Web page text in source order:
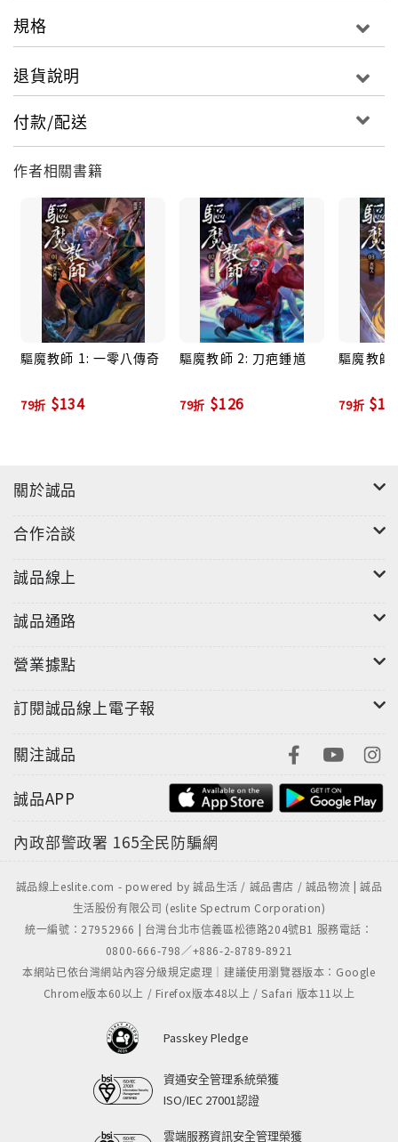
如同鍾馗祖師在人間的兩種面貌一般，兩派勢同水火紛
在最後一場的血戰之後，鬼王派銷聲匿跡，
沒想到，鍾馗派的最後傳人——曉潔卻意外的遇上了鬼
王派的道士！
「拿出妳的本命，分個勝負吧。」
千百年來，鍾馗派最脆弱的一刻，所有恩怨是否將在此
時畫下句點？
而鍾馗派最後的血脈，曉潔的命運又會是……
規格
退貨說明
付款/配送
作者相關書籍
驅魔教師 1: 一零八傳奇
79折 $134
驅魔教師 2: 刀疤鍾馗
79折 $126
驅魔教師
79折
關於誠品
合作洽談
誠品線上
誠品通路
營業據點
訂閱誠品線上電子報
關注誠品
誠品APP
內政部警政署 165全民防騙網
誠品線上eslite.com - powered by 誠品生活 / 誠品書店 / 誠品物流 | 誠品
生活股份有限公司 (eslite Spectrum Corporation)
統一編號：27952966 | 台灣台北市信義區松德路204號B1 服務電話：
0800-666-798／+886-2-8789-8921
本網站已依台灣網站內容分級規定處理｜建議使用瀏覽器版本：Google
Chrome版本60以上 / Firefox版本48以上 / Safari 版本11以上
Passkey Pledge
資通安全管理系統榮獲
ISO/IEC 27001認證
雲端服務資訊安全管理榮獲